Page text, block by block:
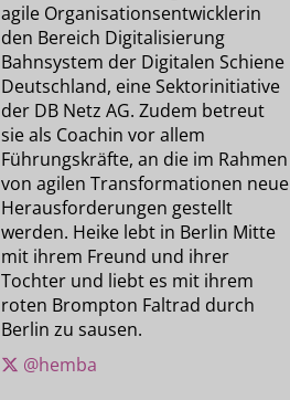
agile Organisationsentwicklerin
den Bereich Digitalisierung
Bahnsystem der Digitalen Schiene
Deutschland, eine Sektorinitiative
der DB Netz AG. Zudem betreut
sie als Coachin vor allem
Führungskräfte, an die im Rahmen
von agilen Transformationen neue
Herausforderungen gestellt
werden. Heike lebt in Berlin Mitte
mit ihrem Freund und ihrer
Tochter und liebt es mit ihrem
roten Brompton Faltrad durch
Berlin zu sausen.
@hemba